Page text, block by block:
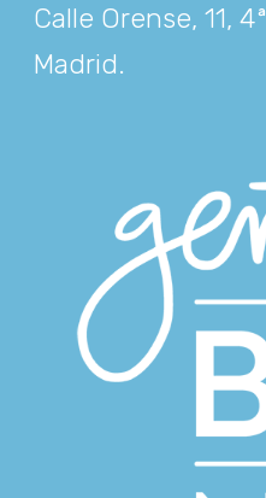
Calle Orense, 11,
Madrid.